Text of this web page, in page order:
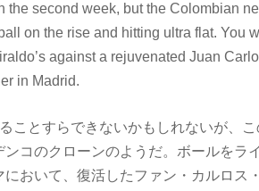
the second week, but the Colombian
on the rise and hitting ultra flat. You
against a rejuvenated Juan
in Madrid.
ことすらできないかもしれないが、
コのクローンのようだ。ボールをラ
おいて、復活したファン・カルロス